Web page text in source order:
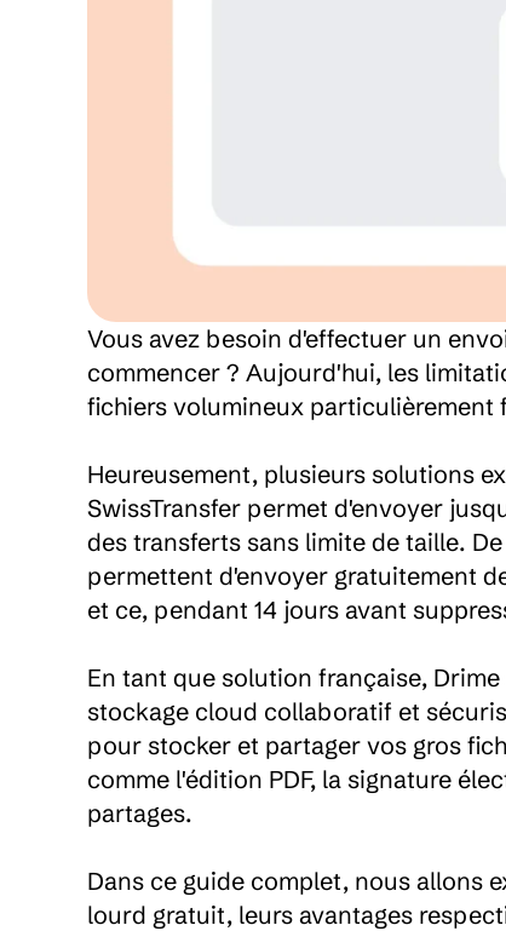
Vous avez besoin d'effectuer un
commencer ? Aujourd'hui, les
fichiers volumineux particulièrement
Heureusement, plusieurs solutions
SwissTransfer permet d'envoyer
des transferts sans limite de taille.
permettent d'envoyer gratuitement
et ce, pendant 14 jours avant
En tant que solution française,
stockage cloud collaboratif et
pour stocker et partager vos gros
comme l'édition PDF, la signature
partages.
Dans ce guide complet, nous allons
lourd gratuit, leurs avantages